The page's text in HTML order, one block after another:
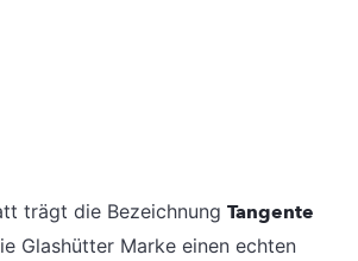
trägt die Bezeichnung Tangente
Glashütter Marke einen echten